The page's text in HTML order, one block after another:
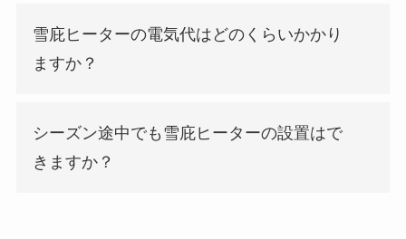
雪庇ヒーターの電気代はどのくらいかかり
ますか？
シーズン途中でも雪庇ヒーターの設置はで
きますか？